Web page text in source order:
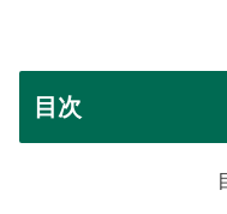
目次